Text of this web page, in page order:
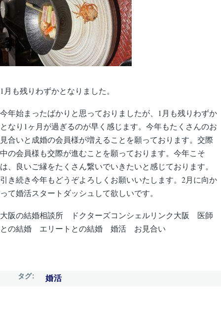
1月も残りわずかとなりました。
今年始まったばかりと思っておりましたが、1月も残りわずか
となり1ヶ月が過ぎるのが早く感じます。今年もたくさんのお
見合いと成婚の会員様が増えることを願っております。交際
中の会員様も交際が進むことを願っております。今年こそ
は、良いご縁をたくさん繋いでいきたいと感じております。
引き続き今年もどうぞよろしくお願いいたします。2月に向か
って婚活スタートダッシュして欲しいです。
大阪の結婚相談所 ドクターズコンシェルリンク大阪 医師
との結婚 エリートとの結婚 婚活 お見合い
タグ 婚活